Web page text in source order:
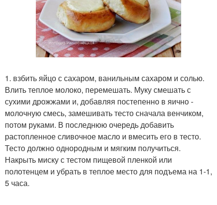
1. взбить яйцо с сахаром, ванильным сахаром и солью.
Влить теплое молоко, перемешать. Муку смешать с
сухими дрожжами и, добавляя постепенно в яично -
молочную смесь, замешивать тесто сначала венчиком,
потом руками. В последнюю очередь добавить
растопленное сливочное масло и вмесить его в тесто.
Тесто должно однородным и мягким получиться.
Накрыть миску с тестом пищевой пленкой или
полотенцем и убрать в теплое место для подъема на 1-1,
5 часа.